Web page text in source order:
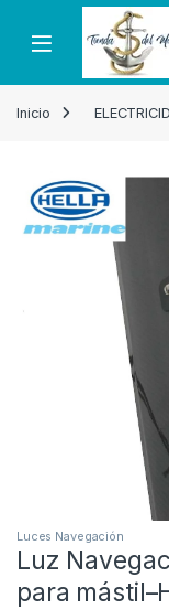
Skip to navigation
Skip to content
Open
Inicio
Luces Navegación
Luz
para